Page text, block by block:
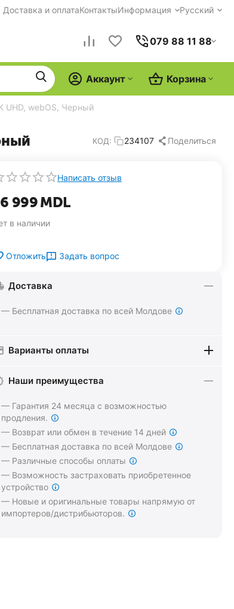
Доставка и оплатаКонтактыИнформация Русский
079 88 11 88
Корзина
Аккаунт
UHD, webOS, Черный
КОД: 234107 Поделиться
Написать отзыв
999MDL
в наличии
Отложить Задать вопрос
Доставка
— Бесплатная доставка по всей Молдове
Варианты оплаты
Наши преимущества
— Гарантия 24 месяца с возможностью
продления.
— Возврат или обмен в течение 14 дней
— Бесплатная доставка по всей Молдове
— Различные способы оплаты
— Возможность застраховать приобретенное
устройство
— Новые и оригинальные товары напрямую от
импортеров/дистрибьюторов.